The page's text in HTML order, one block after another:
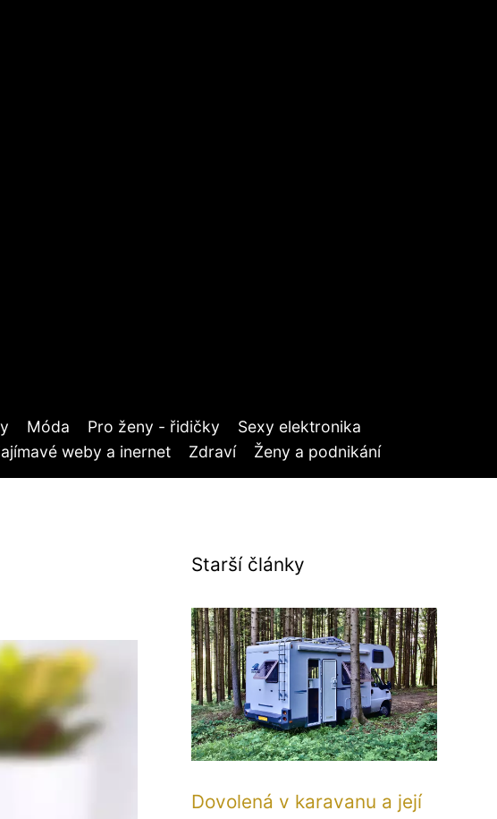
Móda Pro ženy - řidičky
Sexy elektronika
weby a inernet Zdraví Ženy a podnikání
Starší články
Dovolená v karavanu a její